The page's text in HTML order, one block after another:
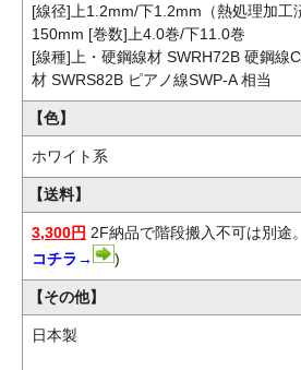
[線径]上1.2mm/下1.2mm（熱処理加工
150mm [巻数]上4.0巻/下11.0巻
[線種]上・硬鋼線材 SWRH72B 硬鋼線
材 SWRS82B ピアノ線SWP-A 相当
【色】
ホワイト系
【送料】
3,300円 2F納品で階段搬入不可は別途。
コチラ→
)
【その他】
日本製